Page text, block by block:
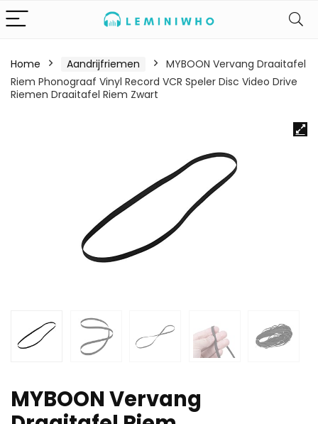
Home Aandrijfriemen
MYBOON Vervang Draaitafel
Riem Phonograaf Vinyl Record VCR Speler Disc Video Drive
Riemen Draaitafel Riem Zwart
MYBOON Vervang